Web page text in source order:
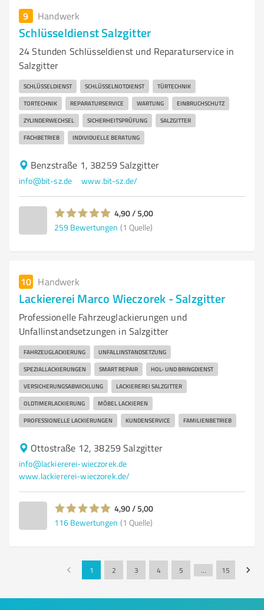
9 Handwerk
Schlüsseldienst Salzgitter
24 Stunden Schlüsseldienst und Reparaturservice in
Salzgitter
SCHLÜSSELDIENST SCHLÜSSELNOTDIENST TÜRTECHNIK
TORTECHNIK REPARATURSERVICE WARTUNG EINBRUCHSCHUTZ
ZYLINDERWECHSEL SICHERHEITSPRÜFUNG SALZGITTER
FACHBETRIEB INDIVIDUELLE BERATUNG
Benzstraße 1, 38259 Salzgitter
info@bit-sz.de www.bit-sz.de/
4,90 / 5,00
259 Bewertungen (1 Quelle)
10 Handwerk
Lackiererei Marco Wieczorek - Salzgitter
Professionelle Fahrzeuglackierungen und
Unfallinstandsetzungen in Salzgitter
FAHRZEUGLACKIERUNG UNFALLINSTANDSETZUNG
SPEZIALLACKIERUNGEN SMART REPAIR HOL- UND BRINGDIENST
VERSICHERUNGSABWICKLUNG LACKIEREREI SALZGITTER
OLDTIMERLACKIERUNG MÖBEL LACKIEREN
PROFESSIONELLE LACKIERUNGEN KUNDENSERVICE FAMILIENBETRIEB
Ottostraße 12, 38259 Salzgitter
info@lackiererei-wieczorek.de
www.lackiererei-wieczorek.de/
4,90 / 5,00
116 Bewertungen (1 Quelle)
1 2 3 4 5 … 15